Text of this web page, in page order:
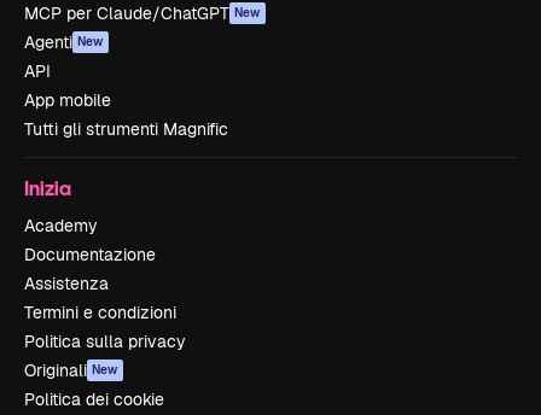
MCP per Claude/ChatGPT New
Agenti New
API
App mobile
Tutti gli strumenti Magnific
Inizia
Academy
Documentazione
Assistenza
Termini e condizioni
Politica sulla privacy
Originali New
Politica dei cookie